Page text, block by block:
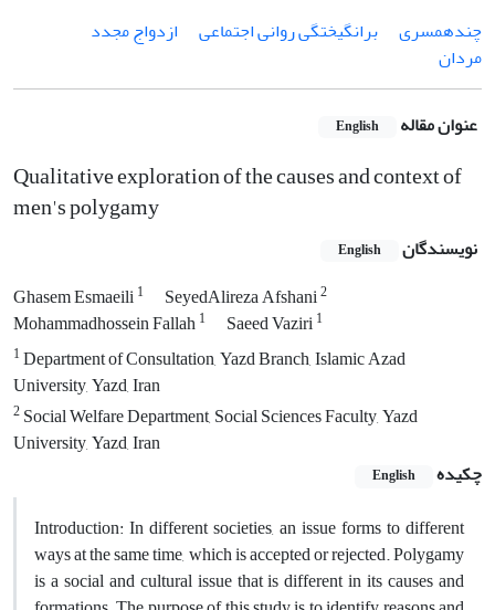
چندهمسری
برانگیختگی روانی اجتماعی
ازدواج مجدد
مردان
عنوان مقاله English
Qualitative exploration of the causes and context of
men's polygamy
نویسندگان English
Ghasem Esmaeili1 SeyedAlireza Afshani2
Mohammadhossein Fallah1 Saeed Vaziri1
1Department of Consultation, Yazd Branch, Islamic Azad
University, Yazd, Iran
2Social Welfare Department, Social Sciences Faculty, Yazd
University, Yazd, Iran
چکیده
English
Introduction: In different societies, an issue forms to different
ways at the same time, which is accepted or rejected. Polygamy
is a social and cultural issue that is different in its causes and